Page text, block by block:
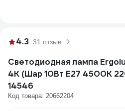
4.3 31 отзыв
Светодиодная лампа
4K (Шар 10Вт E27 4500K
14546
Код товара: 20662204